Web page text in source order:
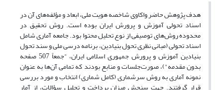
هدف پژوهش حاضر واکاوی شاخصه هویت ملی، ابعاد و مؤلفه‌های آن در
اسناد تحولی آموزش و پرورش ایران بوده است. روش تحقیق در
محدوده روش‌های توصیفی از نوع تحلیل محتوا بود. جامعه آماری شامل
اسناد تحولی (مبانی نظری تحول بنیادین، برنامه درسی ملی و سند تحول
بنیادین آموزش و پرورش جمهوری اسلامی ایران، "جمعاً 507 صفحه
بدون مقدمه")، صورت‌جلسات و منابع بودند که تمامی آن‌ها به عنوان
نمونه آماری به روش سرشماری (کامل شماری) انتخاب و مورد بررسی